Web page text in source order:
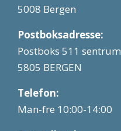
5008 Bergen
Postboksadresse:
Postboks 511 sentrum
5805 BERGEN
Telefon:
Man-fre 10:00-14:00